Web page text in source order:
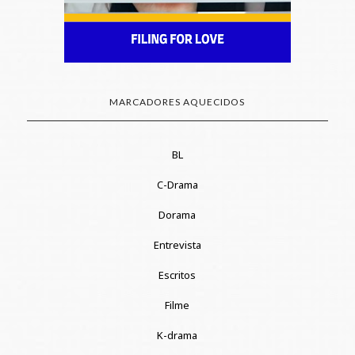
MARCADORES AQUECIDOS
BL
C-Drama
Dorama
Entrevista
Escritos
Filme
K-drama